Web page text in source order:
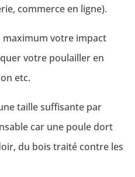
commerce en ligne).
votre impact
votre poulailler en
etc.
taille suffisante par
car une poule dort
du bois traité contre les